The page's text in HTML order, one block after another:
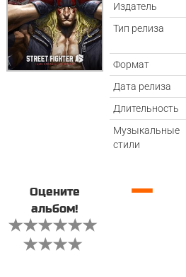
Издатель
Тип релиза
Формат
Дата релиза
Длительность
Музыкальные
стили
Оцените
альбом!
—